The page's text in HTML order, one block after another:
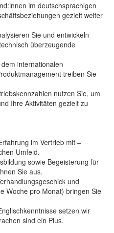
im deutschsprachigen
gezielt weiter
Sie und entwickeln
überzeugende
internationalen
treiben Sie
nutzen Sie, um
Ihre Aktivitäten gezielt zu
im Vertrieb mit –
Umfeld.
sowie Begeisterung für
Sie aus.
und
Woche pro Monat) bringen Sie
setzen wir
sind ein Plus.